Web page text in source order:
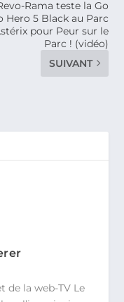
Rama teste la Go
Hero 5 Black au Parc
pour Peur sur le
Parc ! (vidéo)
SUIVANT
de la web-TV Le